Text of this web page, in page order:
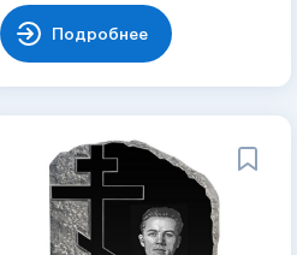
Подробнее